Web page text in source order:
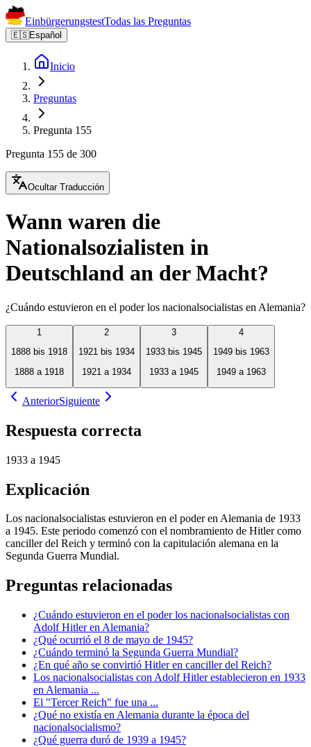
EinbürgerungstestTodas las Preguntas
🇪🇸Español
Inicio
Preguntas
Pregunta 155
Pregunta 155 de 300
Ocultar Traducción
Wann waren die
Nationalsozialisten in
Deutschland an der Macht?
¿Cuándo estuvieron en el poder los nacionalsocialistas en Alemania?
1
1888 bis 1918
1888 a 1918
2
1921 bis 1934
1921 a 1934
3
1933 bis 1945
1933 a 1945
4
1949 bis 1963
1949 a 1963
AnteriorSiguiente
Respuesta correcta
1933 a 1945
Explicación
Los nacionalsocialistas estuvieron en el poder en Alemania de 1933
a 1945. Este periodo comenzó con el nombramiento de Hitler como
canciller del Reich y terminó con la capitulación alemana en la
Segunda Guerra Mundial.
Preguntas relacionadas
¿Cuándo estuvieron en el poder los nacionalsocialistas con
Adolf Hitler en Alemania?
¿Qué ocurrió el 8 de mayo de 1945?
¿Cuándo terminó la Segunda Guerra Mundial?
¿En qué año se convirtió Hitler en canciller del Reich?
Los nacionalsocialistas con Adolf Hitler establecieron en 1933
en Alemania ...
El "Tercer Reich" fue una ...
¿Qué no existía en Alemania durante la época del
nacionalsocialismo?
¿Qué guerra duró de 1939 a 1945?